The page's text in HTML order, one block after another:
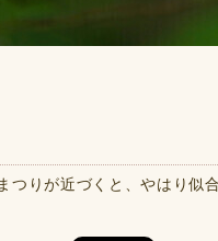
つりが近づくと、やはり似